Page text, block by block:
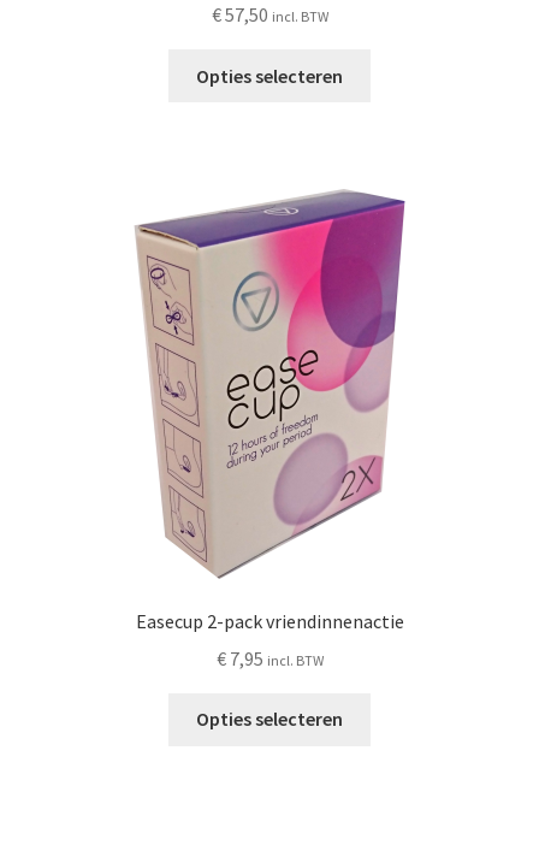
€57,50 incl. BTW
Opties selecteren
Deze
optie
kan
gekozen
worden
op
de
productpagina
Easecup 2-pack vriendinnenactie
€7,95 incl. BTW
Opties selecteren